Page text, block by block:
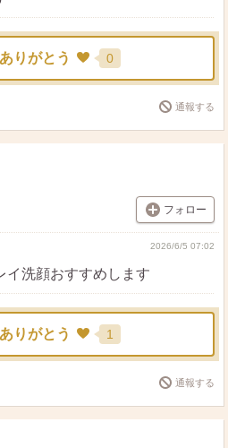
ありがとう 0
通報する
フォロー
2026/6/5 07:02
イ洗顔おすすめします
ありがとう 1
通報する